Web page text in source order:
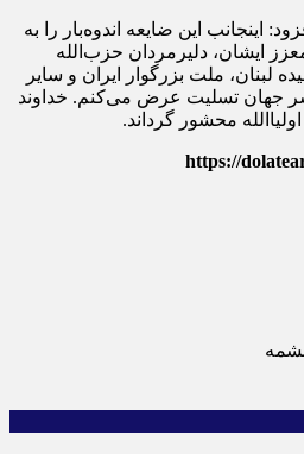
اینجانب این ضایعه اندوه‌بار را به
ایشان، دلیرمردان حزب‌الله
لبنان، ملت بزرگوار ایران و سایر
جهان تسلیت عرض می‌کنم. خداوند
محشور گرداند.
https://